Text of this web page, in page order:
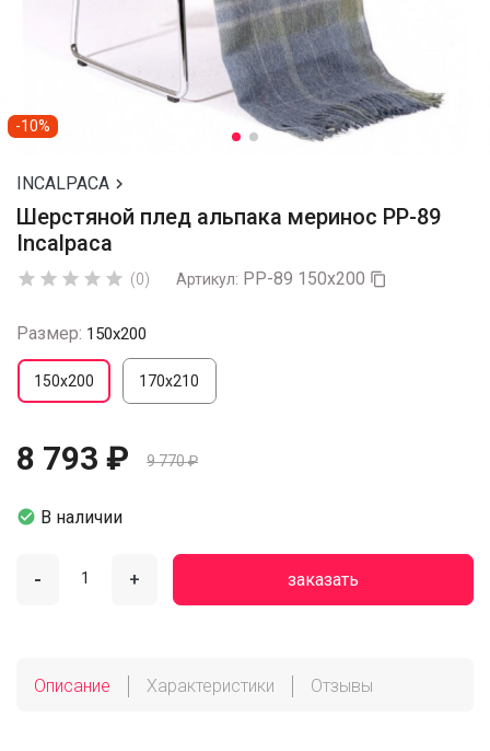
-10%
INCALPACA 
Шерстяной плед альпака меринос PP-89
Incalpaca
     (0) Артикул: PP-89 150х200 
Размер: 150х200
150х200 170х210
8 793 ₽ 9 770 ₽
 В наличии
- + заказать
Описание Характеристики Отзывы